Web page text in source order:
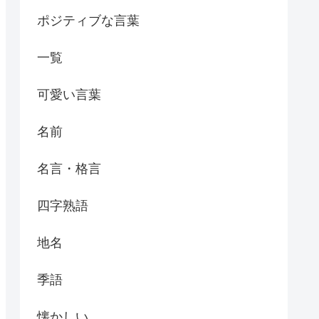
ポジティブな言葉
一覧
可愛い言葉
名前
名言・格言
四字熟語
地名
季語